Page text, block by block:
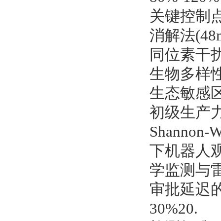
关键控制
消解法
同位素干
生物多样
生态敏感
初级生产
Shannon-
下机器人
学监测与
审批延迟
30%20.